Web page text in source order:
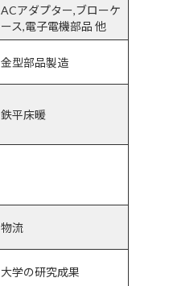
ACアダプター,ブローケ
ース,電子電機部品 他
金型部品製造
鉄平床暖
物流
大学の研究成果